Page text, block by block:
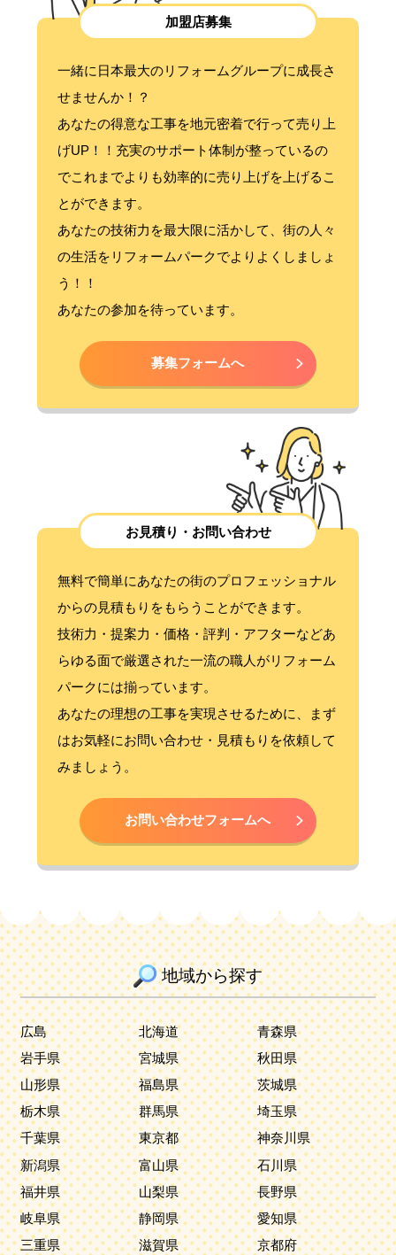
加盟店募集
一緒に日本最大のリフォームグループに成長さ
せませんか！？
あなたの得意な工事を地元密着で行って売り上
げUP！！充実のサポート体制が整っているの
でこれまでよりも効率的に売り上げを上げるこ
とができます。
あなたの技術力を最大限に活かして、街の人々
の生活をリフォームパークでよりよくしましょ
う！！
あなたの参加を待っています。
募集フォームへ
お見積り・お問い合わせ
無料で簡単にあなたの街のプロフェッショナル
からの見積もりをもらうことができます。
技術力・提案力・価格・評判・アフターなどあ
らゆる面で厳選された一流の職人がリフォーム
パークには揃っています。
あなたの理想の工事を実現させるために、まず
はお気軽にお問い合わせ・見積もりを依頼して
みましょう。
お問い合わせフォームへ
地域から探す
広島 北海道
青森県
岩手県
宮城県
秋田県
山形県
福島県
茨城県
栃木県
群馬県
埼玉県
千葉県
東京都
神奈川県
新潟県
富山県
石川県
福井県
山梨県
長野県
岐阜県
静岡県
愛知県
三重県
滋賀県
京都府